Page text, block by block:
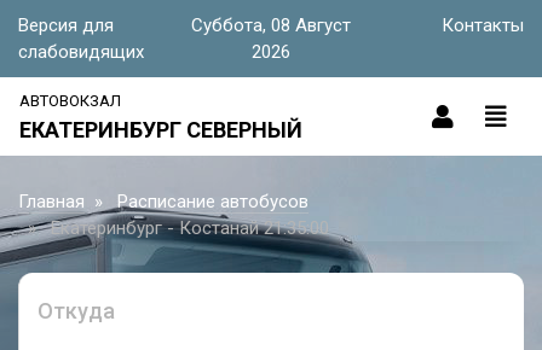
Версия для
слабовидящих
Суббота, 08 Август
2026
Контакты
АВТОВОКЗАЛ
ЕКАТЕРИНБУРГ СЕВЕРНЫЙ
Главная
Расписание автобусов
Екатеринбург - Костанай 21:35:00
Откуда